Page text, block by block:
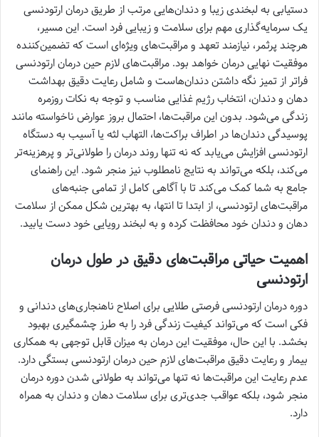
دستیابی به لبخندی زیبا و دندان‌هایی مرتب از طریق درمان ارتودنسی
یک سرمایه‌گذاری مهم برای سلامت و زیبایی فرد است. این مسیر،
هرچند پرثمر، نیازمند تعهد و مراقبت‌های ویژه‌ای است که تضمین‌کننده
موفقیت نهایی درمان خواهد بود. مراقبت‌های لازم حین درمان ارتودنسی
فراتر از تمیز نگه داشتن دندان‌هاست و شامل رعایت دقیق بهداشت
دهان و دندان، انتخاب رژیم غذایی مناسب و توجه به نکات روزمره
زندگی می‌شود. بدون این مراقبت‌ها، احتمال بروز عوارض ناخواسته مانند
پوسیدگی دندان‌ها در اطراف براکت‌ها، التهاب لثه یا آسیب به دستگاه
ارتودنسی افزایش می‌یابد که نه تنها روند درمان را طولانی‌تر و پرهزینه‌تر
می‌کند، بلکه می‌تواند به نتایج نامطلوب نیز منجر شود. این راهنمای
جامع به شما کمک می‌کند تا با آگاهی کامل از تمامی جنبه‌های
مراقبت‌های ارتودنسی، از ابتدا تا انتها، به بهترین شکل ممکن از سلامت
دهان و دندان خود محافظت کرده و به لبخند رویایی خود دست یابید.
اهمیت حیاتی مراقبت‌های دقیق در طول درمان
ارتودنسی
دوره درمان ارتودنسی فرصتی طلایی برای اصلاح ناهنجاری‌های دندانی و
فکی است که می‌تواند کیفیت زندگی فرد را به طرز چشمگیری بهبود
بخشد. با این حال، موفقیت این درمان به میزان قابل توجهی به همکاری
بیمار و رعایت دقیق مراقبت‌های لازم حین درمان ارتودنسی بستگی دارد.
عدم رعایت این مراقبت‌ها نه تنها می‌تواند به طولانی شدن دوره درمان
منجر شود، بلکه عواقب جدی‌تری برای سلامت دهان و دندان به همراه
دارد.